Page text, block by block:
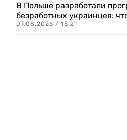
В Польше разработали
безработных украинцев:
07.08.2026 / 15:21